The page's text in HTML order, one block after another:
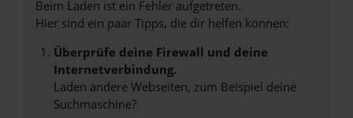
Beim Laden ist ein Fehler aufgetreten.
Hier sind ein paar Tipps, die dir helfen können:
Überprüfe deine Firewall und deine
Internetverbindung.
Laden andere Webseiten, zum Beispiel deine
Suchmaschine?